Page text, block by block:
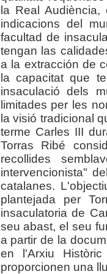
la Real
indicacions del
facultad de
tengan las
a la extracción de
la capacitat que
insaculació dels
limitades per les
la visió tradicional
terme Carles III
Torras Ribé
recollides
intervencionista"
catalanes.
plantejada per
insaculatoria de
seu abast, el seu
a partir de la
en l'Arxiu
proporcionen una